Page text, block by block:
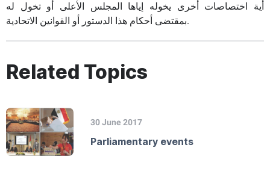
أية اختصاصات أخرى يخوله إياها المجلس الأعلى أو تخول له
بمقتضى أحكام هذا الدستور أو القوانين الاتحادية.
Related Topics
30 June 2017
Parliamentary events